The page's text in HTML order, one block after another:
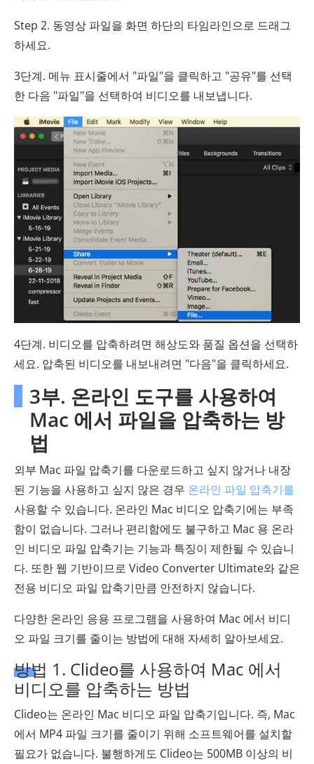
Step 2. 동영상 파일을 화면 하단의 타임라인으로 드래그
하세요.
3단계. 메뉴 표시줄에서 "파일"을 클릭하고 "공유"를 선택
한 다음 "파일"을 선택하여 비디오를 내보냅니다.
4단계. 비디오를 압축하려면 해상도와 품질 옵션을 선택하
세요. 압축된 비디오를 내보내려면 "다음"을 클릭하세요.
3부. 온라인 도구를 사용하여
Mac 에서 파일을 압축하는 방
법
외부 Mac 파일 압축기를 다운로드하고 싶지 않거나 내장
된 기능을 사용하고 싶지 않은 경우 온라인 파일 압축기를
사용할 수 있습니다. 온라인 Mac 비디오 압축기에는 부족
함이 없습니다. 그러나 편리함에도 불구하고 Mac 용 온라
인 비디오 파일 압축기는 기능과 특징이 제한될 수 있습니
다. 또한 웹 기반이므로 Video Converter Ultimate와 같은
전용 비디오 파일 압축기만큼 안전하지 않습니다.
다양한 온라인 응용 프로그램을 사용하여 Mac 에서 비디
오 파일 크기를 줄이는 방법에 대해 자세히 알아보세요.
방법 1. Clideo를 사용하여 Mac 에서
비디오를 압축하는 방법
Clideo는 온라인 Mac 비디오 파일 압축기입니다. 즉, Mac
에서 MP4 파일 크기를 줄이기 위해 소프트웨어를 설치할
필요가 없습니다. 불행하게도 Clideo는 500MB 이상의 비